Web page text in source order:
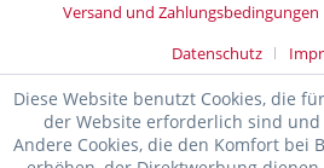
Versand und Zahlungsbedingungen
Datenschutz
Diese Website benutzt Cookies, die
der Website erforderlich sind
Andere Cookies, die den Komfort bei